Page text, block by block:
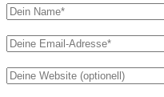
Dein
Deine
Adresse
Deine